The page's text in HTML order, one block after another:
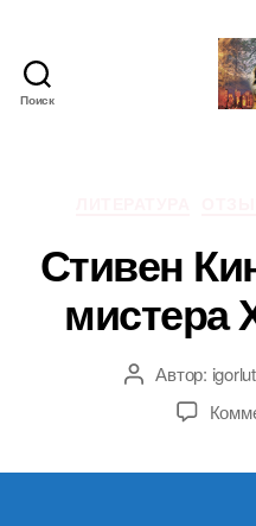
Поиск
Стивен
мистера
Автор
записи
Автор: